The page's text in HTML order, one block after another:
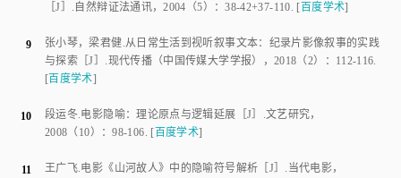
［J］. 自然辩证法通讯，2004 （5）：38-42+37-110. [ 百度学术]
9 张小琴，梁君健.从日常生活到视听叙事文本：纪录片影像叙事的实践
与探索 ［J］.现代传播（中国传媒大学学报） ， 2018 （2）： 112-116.
[百度学术]
10 段运冬.电影隐喻：理论原点与逻辑延展 ［J］.文艺研究，
2008 （ 10）：98-106. [ 百度学术]
11 王广飞.电影《山河故人》中的隐喻符号解析 ［J］. 当代电影，